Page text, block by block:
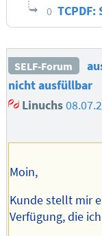
0
SELF-Forum
nicht ausfüllbar
Linuchs
Moin,
Kunde stellt mir
Verfügung, die